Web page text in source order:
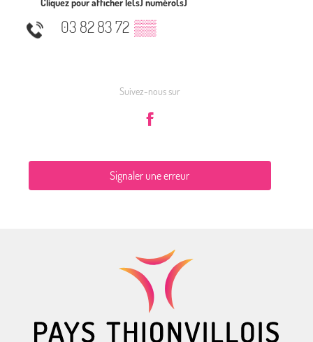
03 82 83 72 ▒▒
Suivez-nous sur
Signaler une erreur